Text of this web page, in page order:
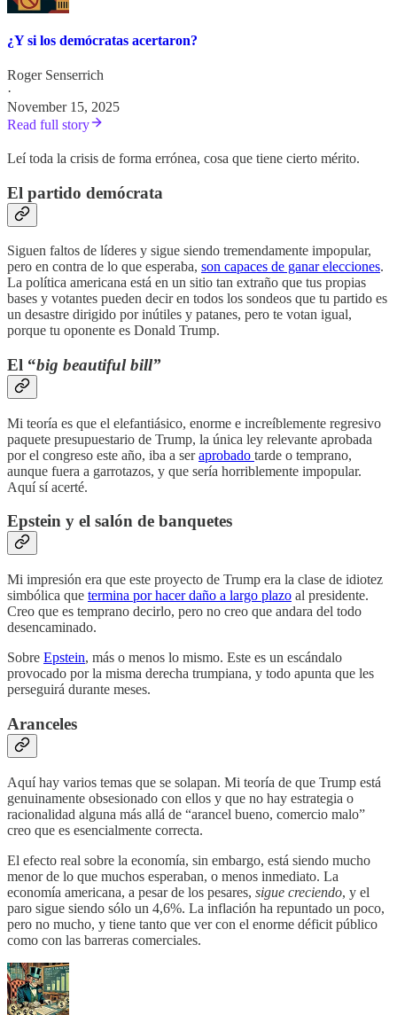
¿Y si los demócratas acertaron?
Roger Senserrich
·
November 15, 2025
Read full story
Leí toda la crisis de forma errónea, cosa que tiene cierto mérito.
El partido demócrata
Siguen faltos de líderes y sigue siendo tremendamente impopular,
pero en contra de lo que esperaba, son capaces de ganar elecciones.
La política americana está en un sitio tan extraño que tus propias
bases y votantes pueden decir en todos los sondeos que tu partido es
un desastre dirigido por inútiles y patanes, pero te votan igual,
porque tu oponente es Donald Trump.
El “big beautiful bill”
Mi teoría es que el elefantiásico, enorme e increíblemente regresivo
paquete presupuestario de Trump, la única ley relevante aprobada
por el congreso este año, iba a seraprobado tarde o temprano,
aunque fuera a garrotazos, y que sería horriblemente impopular.
Aquí sí acerté.
Epstein y el salón de banquetes
Mi impresión era que este proyecto de Trump era la clase de idiotez
simbólica que termina por hacer daño a largo plazo al presidente.
Creo que es temprano decirlo, pero no creo que andara del todo
desencaminado.
Sobre Epstein, más o menos lo mismo. Este es un escándalo
provocado por la misma derecha trumpiana, y todo apunta que les
perseguirá durante meses.
Aranceles
Aquí hay varios temas que se solapan. Mi teoría de que Trump está
genuinamente obsesionado con ellos y que no hay estrategia o
racionalidad alguna más allá de “arancel bueno, comercio malo”
creo que es esencialmente correcta.
El efecto real sobre la economía, sin embargo, está siendo mucho
menor de lo que muchos esperaban, o menos inmediato. La
economía americana, a pesar de los pesares, sigue creciendo, y el
paro sigue siendo sólo un 4,6%. La inflación ha repuntado un poco,
pero no mucho, y tiene tanto que ver con el enorme déficit público
como con las barreras comerciales.